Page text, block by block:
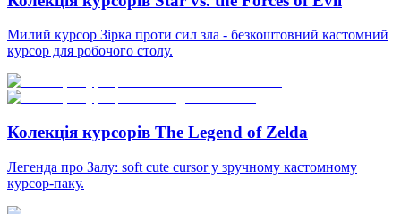
Милий курсор Зірка проти сил зла - безкоштовний кастомний
курсор для робочого столу.
Колекція курсорів The Legend of Zelda
Легенда про Залу: soft cute cursor у зручному кастомному
курсор-паку.